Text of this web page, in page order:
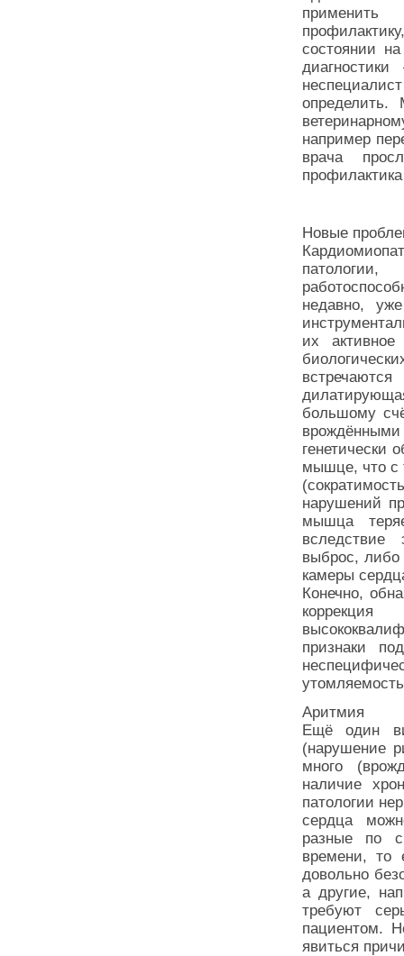
применить
состоянии
например
врача
Новые
недавно,
их
большому
генетически
мышце, что с
нарушений
мышца
вследствие
выброс, либо
камеры
Конечно,
признаки
Аритмия
Ещё один
(нарушение
много
наличие
патологии
сердца
разные по
времени, то
довольно
а другие,
требуют
пациентом.
явиться